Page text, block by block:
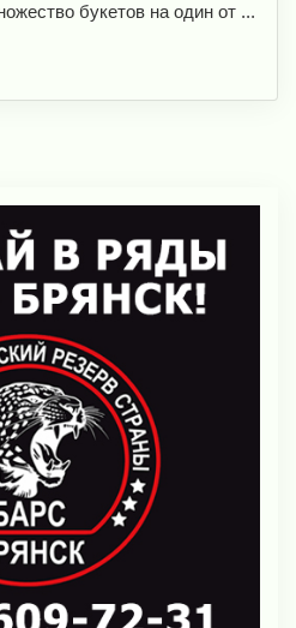
букетов на один от ...